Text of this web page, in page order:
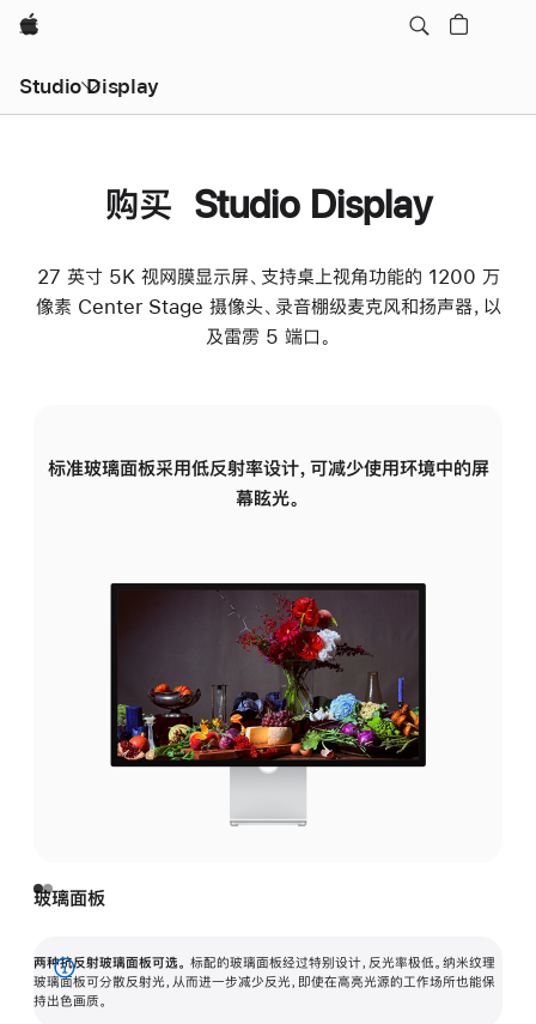
Apple
Studio Display
购买 Studio Display
27 英寸 5K 视网膜显示屏、支持桌上视角功能的 1200 万
像素 Center Stage 摄像头、录音棚级麦克风和扬声器，以
及雷雳 5 端口。
标准玻璃面板采用低反射率设计，可减少使用环境中的屏
幕眩光。
玻璃面板
两种抗反射玻璃面板可选。 标配的玻璃面板经过特别设计，反光率极低。纳米纹理
玻璃面板可分散反射光，从而进一步减少反光，即使在高亮光源的工作场所也能保
持出色画质。
展
开